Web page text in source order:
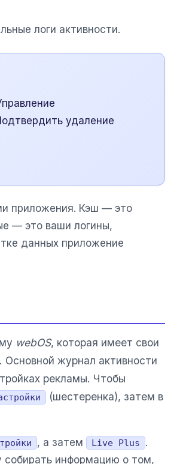
логи активности.
удаление
приложения. Кэш — это
— это ваши логины,
данных приложение
webOS, которая имеет свои
Основной журнал активности
рекламы. Чтобы
(шестеренка), затем в
, а затем Live Plus
.
собирать информацию о том,